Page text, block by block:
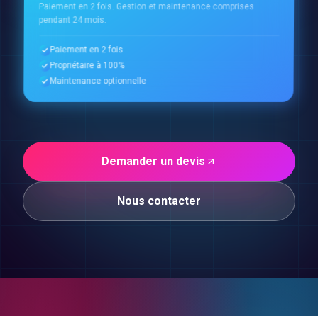
Paiement en 2 fois. Gestion et maintenance comprises
pendant 24 mois.
Paiement en 2 fois
Propriétaire à 100%
Maintenance optionnelle
Demander un devis
Nous contacter